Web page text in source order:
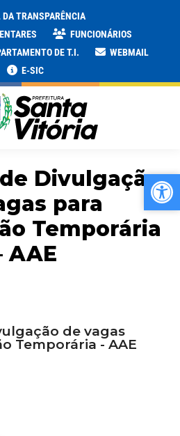
DA TRANSPARÊNCIA
FUNCIONÁRIOS
DE T.I.
WEBMAIL
E-SIC
Divulgação
para
Temporária
AAE
de vagas
Temporária - AAE